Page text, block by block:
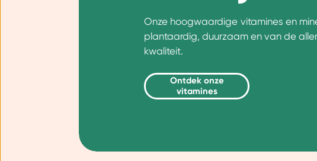
Onze hoogwaardige vitamines en
plantaardig, duurzaam en van de
kwaliteit.
Ontdek onze
vitamines